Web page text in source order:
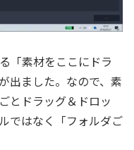
「素材をここにドラ
出ました。なので、素
とドラッグ＆ドロッ
ではなく「フォルダご